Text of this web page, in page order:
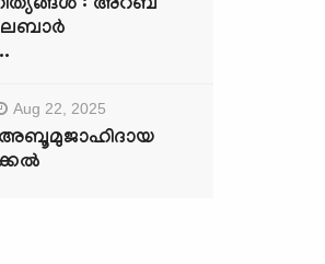
: അറബ്
Aug 22, 2025